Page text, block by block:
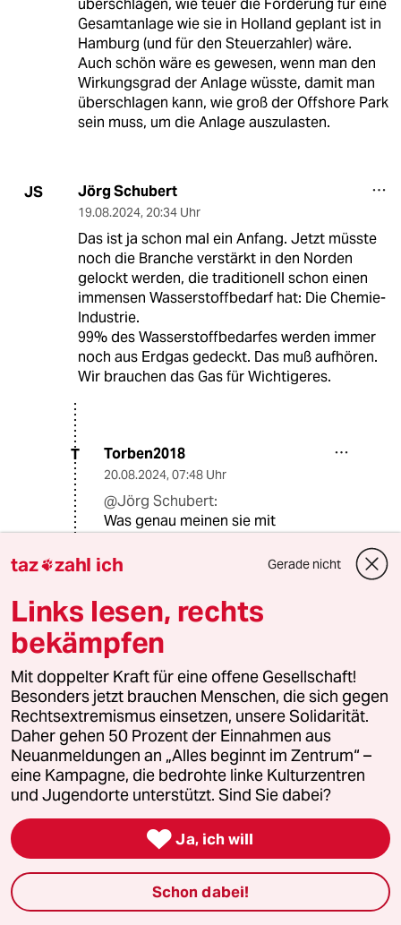
überschlagen, wie teuer die Förderung für eine
Gesamtanlage wie sie in Holland geplant ist in
Hamburg (und für den Steuerzahler) wäre.
Auch schön wäre es gewesen, wenn man den
Wirkungsgrad der Anlage wüsste, damit man
überschlagen kann, wie groß der Offshore Park
sein muss, um die Anlage auszulasten.
JS Jörg Schubert
19.08.2024, 20:34 Uhr
Das ist ja schon mal ein Anfang. Jetzt müsste
noch die Branche verstärkt in den Norden
gelockt werden, die traditionell schon einen
immensen Wasserstoffbedarf hat: Die Chemie-
Industrie.
99% des Wasserstoffbedarfes werden immer
noch aus Erdgas gedeckt. Das muß aufhören.
Wir brauchen das Gas für Wichtigeres.
T Torben2018
20.08.2024, 07:48 Uhr
@Jörg Schubert:
Was genau meinen sie mit
die Rohstoffe u.a. für die Pharma-
Verbrennen für Wärme?
meistkommentiert
1 Krise der Demokratie
AfD-Wählen als Triebabfuhr
2 Bundeszentrale für politische Bildung
Zurück zu den antikommunistischen
Wurzeln
taz zahl ich Gerade nicht
Links lesen, rechts
bekämpfen
Mit doppelter Kraft für eine offene Gesellschaft!
Besonders jetzt brauchen Menschen, die sich gegen
Rechtsextremismus einsetzen, unsere Solidarität.
Daher gehen 50 Prozent der Einnahmen aus
Neuanmeldungen an „Alles beginnt im Zentrum“ –
eine Kampagne, die bedrohte linke Kulturzentren
und Jugendorte unterstützt. Sind Sie dabei?
 Ja, ich will
Schon dabei!